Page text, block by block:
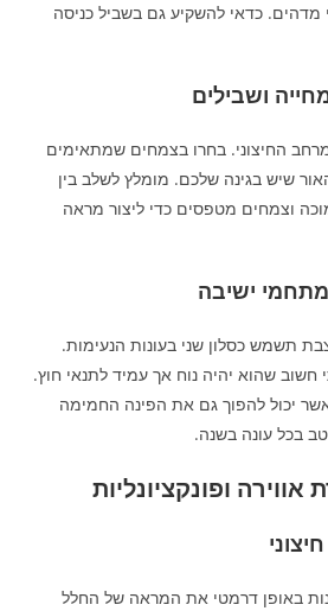
מדהים. כדאי להשקיע גם בשביל כניסה
ושבילים
החיצוני. בחרו בצמחים שמתאימים
שיש בגינה שלכם. מומלץ לשלב בין
וצמחים מטפסים כדי ליצור מראה
ישיבה
תשמש כסלון שני בעונות הנעימות.
חשוב שהוא יהיה נוח אך עמיד לתנאי חוץ.
אשר יכול להפוך גם את הפינה החמימה
בכל עונה בשנה.
אווירה ופונקציונליות
באופן דרמטי את המראה של החלל